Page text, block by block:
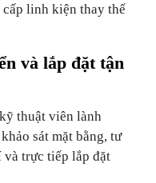
cấp linh kiện thay thế
và lắp đặt tận
thuật viên lành
sát mặt bằng, tư
và trực tiếp lắp đặt